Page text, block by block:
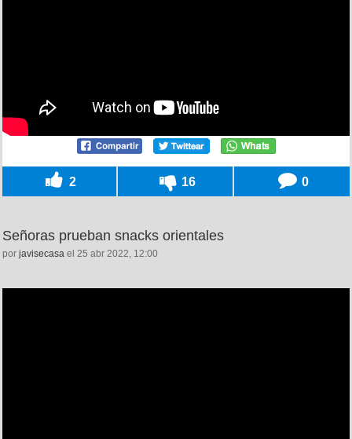
2 16 0
Señoras prueban snacks orientales
por javisecasa el 25 abr 2022, 12:00